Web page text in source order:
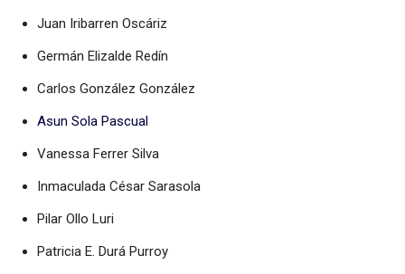
Juan Iribarren Oscáriz
Germán Elizalde Redín
Carlos González González
Asun Sola Pascual
Vanessa Ferrer Silva
Inmaculada César Sarasola
Pilar Ollo Luri
Patricia E. Durá Purroy